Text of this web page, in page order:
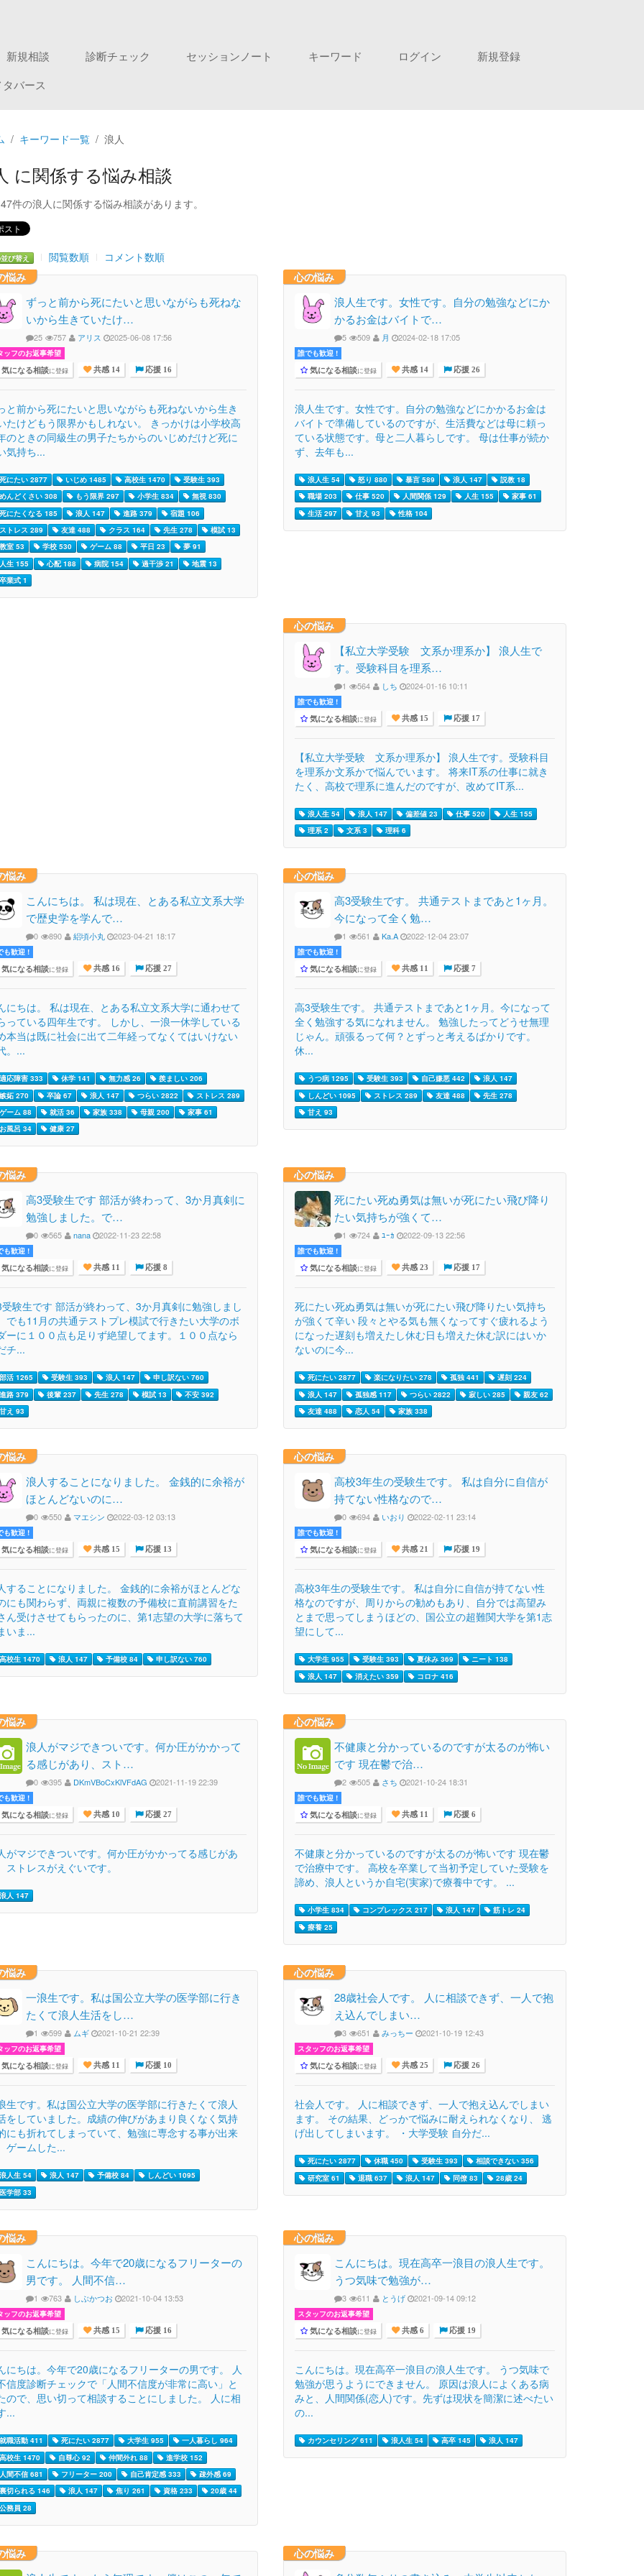
新規相談 診断チェック セッションノート キーワード ログイン
新規登録
バース
キーワード一覧 浪人
に関係する悩み相談
件の浪人に関係する悩み相談があります。
び替え 閲覧数順
コメント数順
悩み
ずっと前から死にたいと思いながらも死ねな
いから生きていたけ…
25 757 アリス 2025-06-08 17:56
ッフのお返事希望
気になる相談に登録 共感 14 応援 16
と前から死にたいと思いながらも死ねないから生き
たけどもう限界かもしれない。 きっかけは小学校高
のときの同級生の男子たちからのいじめだけど死に
気持ち...
にたい 2877 いじめ 1485 高校生 1470
受験生 393
んどくさい 308
もう限界 297 小学生 834
無視 830
にたくなる 185
浪人 147 進路 379
宿題 106
トレス 289
友達 488 クラス 164 先生 278
模試 13
室 53
学校 530 ゲーム 88 平日 23
夢 91
生 155
心配 188 病院 154 過干渉 21
地震 13
業式 1
心の悩み
浪人生です。女性です。自分の勉強などにか
かるお金はバイトで…
5 509 月 2024-02-18 17:05
誰でも歓迎 !
気になる相談に登録 共感 14 応援 26
浪人生です。女性です。自分の勉強などにかかるお金は
バイトで準備しているのですが、生活費などは母に頼っ
ている状態です。母と二人暮らしです。 母は仕事が続か
ず、去年も...
浪人生 54 怒り 880 暴言 589 浪人 147
説教 18
職場 203
仕事 520 人間関係 129 人生 155
家事 61
生活 297
甘え 93 性格 104
心の悩み
【私立大学受験 文系か理系か】 浪人生で
す。受験科目を理系…
1 564 しち 2024-01-16 10:11
誰でも歓迎 !
気になる相談に登録 共感 15 応援 17
【私立大学受験 文系か理系か】 浪人生です。受験科目
を理系か文系かで悩んでいます。 将来IT系の仕事に就き
たく、高校で理系に進んだのですが、改めてIT系...
浪人生 54 浪人 147 偏差値 23 仕事 520
人生 155
理系 2
文系 3 理科 6
悩み
こんにちは。 私は現在、とある私立文系大学
で歴史学を学んで…
0 890 絽頃小丸 2023-04-21 18:17
も歓迎 !
気になる相談に登録 共感 16 応援 27
にちは。 私は現在、とある私立文系大学に通わせて
っている四年生です。 しかし、一浪一休学している
本当は既に社会に出て二年経ってなくてはいけない
。...
応障害 333 休学 141 無力感 26
羨ましい 206
妬 270
卒論 67 浪人 147 つらい 2822
ストレス 289
ーム 88
就活 36 家族 338 母親 200
家事 61
風呂 34
健康 27
心の悩み
高3受験生です。 共通テストまであと1ヶ月。
今になって全く勉…
1 561 Ka.A 2022-12-04 23:07
誰でも歓迎 !
気になる相談に登録 共感 11 応援 7
高3受験生です。 共通テストまであと1ヶ月。今になって
全く勉強する気になれません。 勉強したってどうせ無理
じゃん。頑張るって何？とずっと考えるばかりです。
休...
うつ病 1295 受験生 393 自己嫌悪 442
浪人 147
しんどい 1095
ストレス 289 友達 488
先生 278
甘え 93
悩み
高3受験生です 部活が終わって、3か月真剣に
勉強しました。で…
0 565 nana 2022-11-23 22:58
も歓迎 !
気になる相談に登録 共感 11 応援 8
験生です 部活が終わって、3か月真剣に勉強しまし
でも11月の共通テストプレ模試で行きたい大学のボ
ーに１００点も足りず絶望してます。１００点なら
チ...
活 1265 受験生 393 浪人 147
申し訳ない 760
路 379
後輩 237 先生 278 模試 13
不安 392
え 93
心の悩み
死にたい死ぬ勇気は無いが死にたい飛び降り
たい気持ちが強くて…
1 724 ﾕｰｶ 2022-09-13 22:56
誰でも歓迎 !
気になる相談に登録 共感 23 応援 17
死にたい死ぬ勇気は無いが死にたい飛び降りたい気持ち
が強くて辛い 段々とやる気も無くなってすぐ疲れるよう
になった遅刻も増えたし休む日も増えた休む訳にはいか
ないのに今...
死にたい 2877 楽になりたい 278 孤独 441
遅刻 224
浪人 147
孤独感 117 つらい 2822 寂しい 285
親友 62
友達 488
恋人 54 家族 338
悩み
浪人することになりました。 金銭的に余裕が
ほとんどないのに…
0 550 マエシン 2022-03-12 03:13
も歓迎 !
気になる相談に登録 共感 15 応援 13
することになりました。 金銭的に余裕がほとんどな
にも関わらず、両親に複数の予備校に直前講習をた
ん受けさせてもらったのに、第1志望の大学に落ちて
いま...
校生 1470 浪人 147 予備校 84 申し訳ない 760
心の悩み
高校3年生の受験生です。 私は自分に自信が
持てない性格なので…
0 694 いおり 2022-02-11 23:14
誰でも歓迎 !
気になる相談に登録 共感 21 応援 19
高校3年生の受験生です。 私は自分に自信が持てない性
格なのですが、周りからの勧めもあり、自分では高望み
とまで思ってしまうほどの、国公立の超難関大学を第1志
望にして...
大学生 955 受験生 393 夏休み 369
ニート 138
浪人 147
消えたい 359 コロナ 416
悩み
浪人がマジできついです。何か圧がかかって
る感じがあり、スト…
0 395 DKmVBoCxKlVFdAG 2021-11-19 22:39
も歓迎 !
気になる相談に登録 共感 10 応援 27
がマジできついです。何か圧がかかってる感じがあ
ストレスがえぐいです。
人 147
心の悩み
不健康と分かっているのですが太るのが怖い
です 現在鬱で治…
2 505 さち 2021-10-24 18:31
誰でも歓迎 !
気になる相談に登録 共感 11 応援 6
不健康と分かっているのですが太るのが怖いです 現在鬱
で治療中です。 高校を卒業して当初予定していた受験を
諦め、浪人というか自宅(実家)で療養中です。 ...
小学生 834 コンプレックス 217 浪人 147
筋トレ 24
療養 25
悩み
一浪生です。私は国公立大学の医学部に行き
たくて浪人生活をし…
1 599 ムギ 2021-10-21 22:39
ッフのお返事希望
気になる相談に登録 共感 11 応援 10
生です。私は国公立大学の医学部に行きたくて浪人
をしていました。成績の伸びがあまり良くなく気持
にも折れてしまっていて、勉強に専念する事が出来
ゲームした...
人生 54 浪人 147 予備校 84
しんどい 1095
学部 33
心の悩み
28歳社会人です。 人に相談できず、一人で抱
え込んでしまい…
3 651 みっちー 2021-10-19 12:43
スタッフのお返事希望
気になる相談に登録 共感 25 応援 26
社会人です。 人に相談できず、一人で抱え込んでしまい
ます。 その結果、どっかで悩みに耐えられなくなり、 逃
げ出してしまいます。 ・大学受験 自分だ...
死にたい 2877 休職 450 受験生 393
相談できない 356
研究室 61
退職 637 浪人 147 同僚 83 28歳 24
悩み
こんにちは。今年で20歳になるフリーターの
男です。 人間不信…
1 763 しぶかつお 2021-10-04 13:53
ッフのお返事希望
気になる相談に登録 共感 15 応援 16
にちは。今年で20歳になるフリーターの男です。 人
信度診断チェックで「人間不信度が非常に高い」と
ので、思い切って相談することにしました。 人に相
...
職活動 411 死にたい 2877 大学生 955
一人暮らし 964
校生 1470
自尊心 92 仲間外れ 88
進学校 152
間不信 681
フリーター 200 自己肯定感 333
疎外感 69
切られる 146
浪人 147 焦り 261 資格 233
20歳 44
務員 28
心の悩み
こんにちは。現在高卒一浪目の浪人生です。
うつ気味で勉強が…
3 611 とうげ 2021-09-14 09:12
スタッフのお返事希望
気になる相談に登録 共感 6 応援 19
こんにちは。現在高卒一浪目の浪人生です。 うつ気味で
勉強が思うようにできません。 原因は浪人によくある病
みと、人間関係(恋人)です。先ずは現状を簡潔に述べたい
の...
カウンセリング 611 浪人生 54 高卒 145 浪人 147
悩み 心の悩み